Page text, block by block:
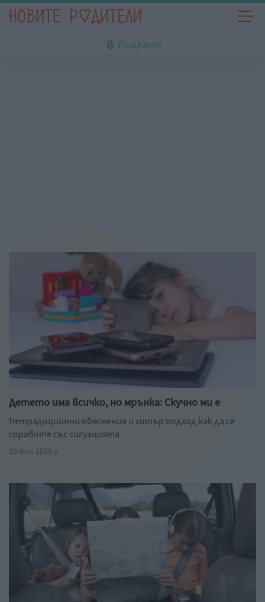
Подкаст
Детето има всичко, но мрънка: Скучно ми е
Нетрадиционни обяснения и хитър подход как да се
справите със сигуацията
29 юли 2026 г.